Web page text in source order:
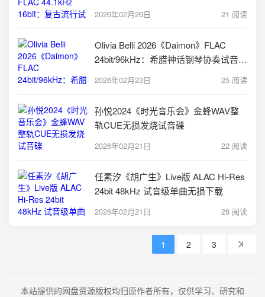
2026年02月26日 21 阅读
Olivia Belli 2026《Daimon》FLAC
24bit/96kHz：希腊神话钢琴协奏试音天
2026年02月23日 25 阅读
孙悦2024《时光音乐会》金蜂WAV整
轨CUE无损发烧试音碟
2026年02月21日 22 阅读
任素汐《胡广生》Live版 ALAC Hi-Res
24bit 48kHz 试音级单曲无损下载
2026年02月21日 28 阅读
1 2 3
本站提供的网盘资源版权均归原作者所有，仅供学习、研究和